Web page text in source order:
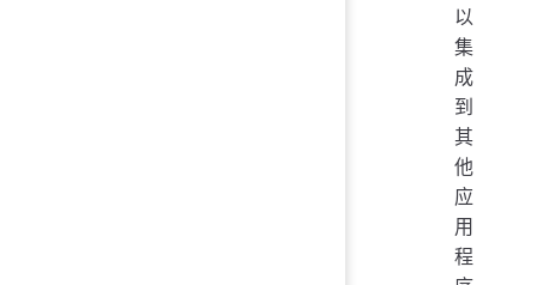
以
集
成
到
其
他
应
用
程